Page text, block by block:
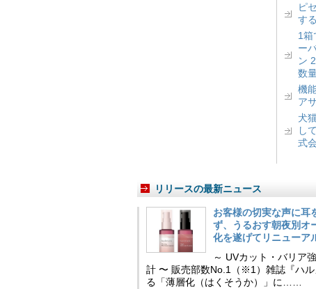
ピ
す
1箱
ー
ン
数
機
ア
犬
し
式
リリースの最新ニュース
お客様の切実な声に
ず、うるおす朝夜別オ
化を遂げてリニューア
～ UVカット・バリア
計 〜 販売部数No.1（※1）雑誌『ハ
る「薄層化（はくそうか）」に……